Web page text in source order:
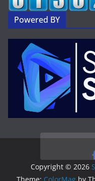
Powered BY
Copyright © 2026